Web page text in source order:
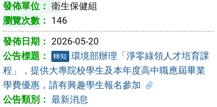
衛生保健組
146
2026-05-20
轉知 環境部辦理「淨零綠領人才培育課
程」，提供大專院校學生及本年度高中職應屆畢業
學費優惠，請有興趣學生報名參加
最新消息